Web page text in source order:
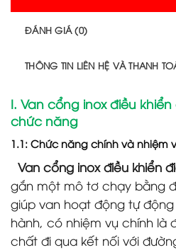
ĐÁNH GIÁ (0)
THÔNG TIN LIÊN HỆ VÀ THANH
I. Van cổng inox điều
chức năng
1.1: Chức năng chính và nhiệm
Van cổng inox điều khiển
gắn một mô tơ chạy bằng
giúp van hoạt động tự
hành, có nhiệm vụ chính là
chất đi qua kết nối với